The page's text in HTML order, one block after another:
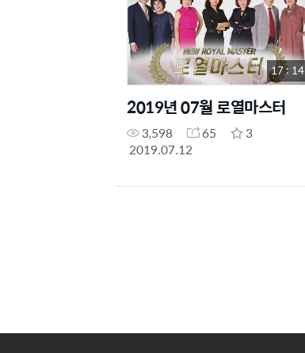
17 : 14
2019년 07월 로열마스터
3,598 65
3
2019.07.12